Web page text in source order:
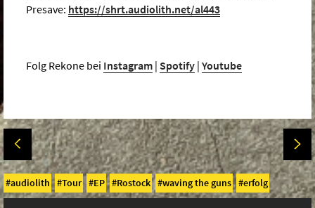
Presave: https://shrt.audiolith.net/al443
Folg Rekone bei Instagram | Spotify | Youtube
audiolith Tour EP Rostock waving the guns erfolg